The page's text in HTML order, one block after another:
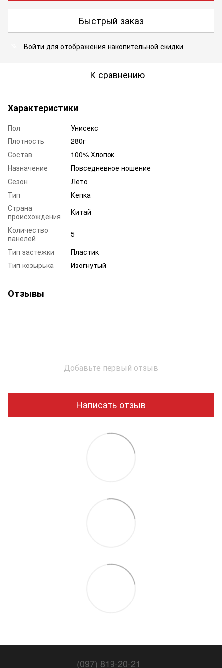
Быстрый заказ
Войти для отображения накопительной скидки
К сравнению
Характеристики
Пол
Унисекс
Плотность
280г
Состав
100% Хлопок
Назначение
Повседневное ношение
Сезон
Лето
Тип
Кепка
Страна
происхождения
Китай
Количество
панелей
5
Тип застежки
Пластик
Тип козырька
Изогнутый
Отзывы
Добавьте первый отзыв
Написать отзыв
(097) 819-20-21